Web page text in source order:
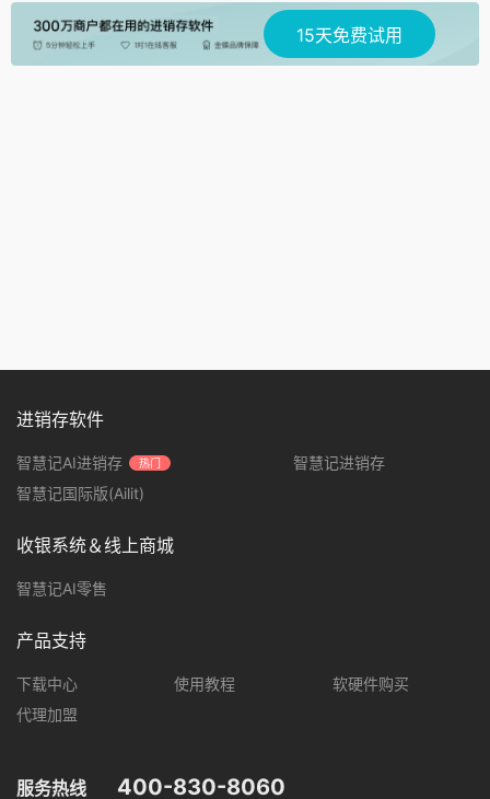
15天免费试用
服务热线 400-830-8060
进销存软件
智慧记AI进销存 热门
智慧记进销存
智慧记国际版(Ailit)
收银系统＆线上商城
智慧记AI零售
产品支持
下载中心 使用教程
软硬件购买
代理加盟